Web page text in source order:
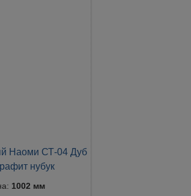
Наоми СТ-04 Дуб
нубук
1002 мм